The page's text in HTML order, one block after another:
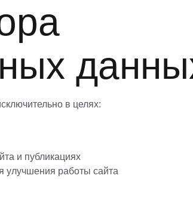
в целях:
и публикациях
улучшения работы сайта